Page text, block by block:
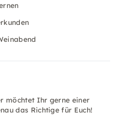
möchtet Ihr gerne einer
das Richtige für Euch!